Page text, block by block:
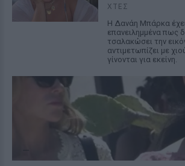
ΧΤΕΣ
Η Δανάη Μπάρκα έχει
επανειλημμένα πως
τσαλακώσει την
αντιμετωπίζει με
γίνονται για εκείνη.